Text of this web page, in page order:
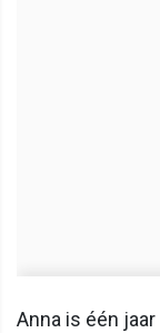
Anna is één